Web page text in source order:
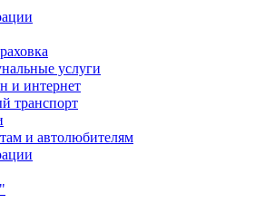
услуги
и интернет
транспорт
и автолюбителям